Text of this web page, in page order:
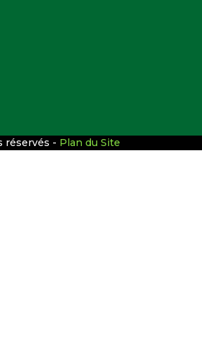
réservés - Plan du Site